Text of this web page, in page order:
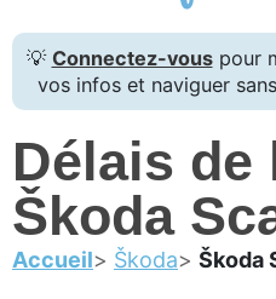
💡 Connectez-vouspour
vos infos et naviguer
Délais
Škoda
Accueil Škoda Škoda